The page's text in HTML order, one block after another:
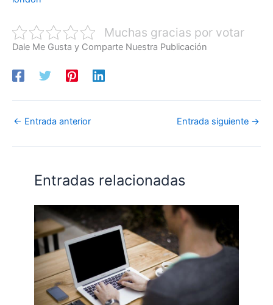
Muchas gracias por votar
Dale Me Gusta y Comparte Nuestra Publicación
← Entrada anterior Entrada siguiente →
Entradas relacionadas